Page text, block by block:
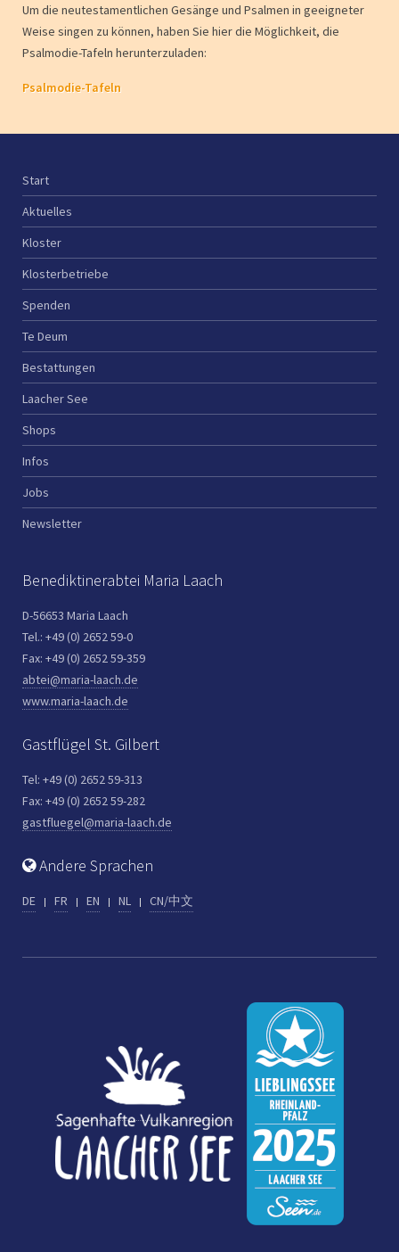
Um die neutestamentlichen Gesänge und Psalmen in geeigneter
Weise singen zu können, haben Sie hier die Möglichkeit, die
Psalmodie-Tafeln herunterzuladen:
Psalmodie-Tafeln
Start
Aktuelles
Kloster
Klosterbetriebe
Spenden
Te Deum
Bestattungen
Laacher See
Shops
Infos
Jobs
Newsletter
Benediktinerabtei Maria Laach
D-56653 Maria Laach
Tel.: +49 (0) 2652 59-0
Fax: +49 (0) 2652 59-359
abtei@maria-laach.de
www.maria-laach.de
Gastflügel St. Gilbert
Tel: +49 (0) 2652 59-313
Fax: +49 (0) 2652 59-282
gastfluegel@maria-laach.de
Andere Sprachen
DE FR EN NL CN/中文